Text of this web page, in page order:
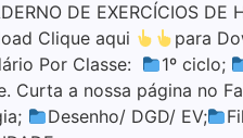
DE EXERCÍCIOS
Clique aqui
para
Por Classe:
1º ciclo;
Curta a nossa página no
Desenho/ DGD/ EV;